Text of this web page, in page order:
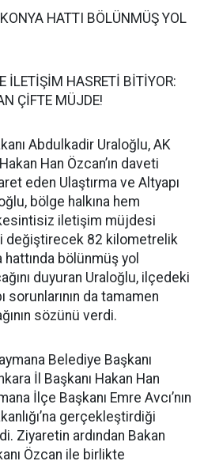
HATTI BÖLÜNMÜŞ YOL
İLETİŞİM HASRETİ BİTİYOR:
ÇİFTE MÜJDE!
Abdulkadir Uraloğlu, AK
Han Özcan’ın daveti
eden Ulaştırma ve Altyapı
bölge halkına hem
iletişim müjdesi
değiştirecek 82 kilometrelik
hattında bölünmüş yol
duyuran Uraloğlu, ilçedeki
da tamamen
sözünü verdi.
Belediye Başkanı
İl Başkanı Hakan Han
İlçe Başkanı Emre Avcı’nın
gerçekleştirdiği
Ziyaretin ardından Bakan
Özcan ile birlikte